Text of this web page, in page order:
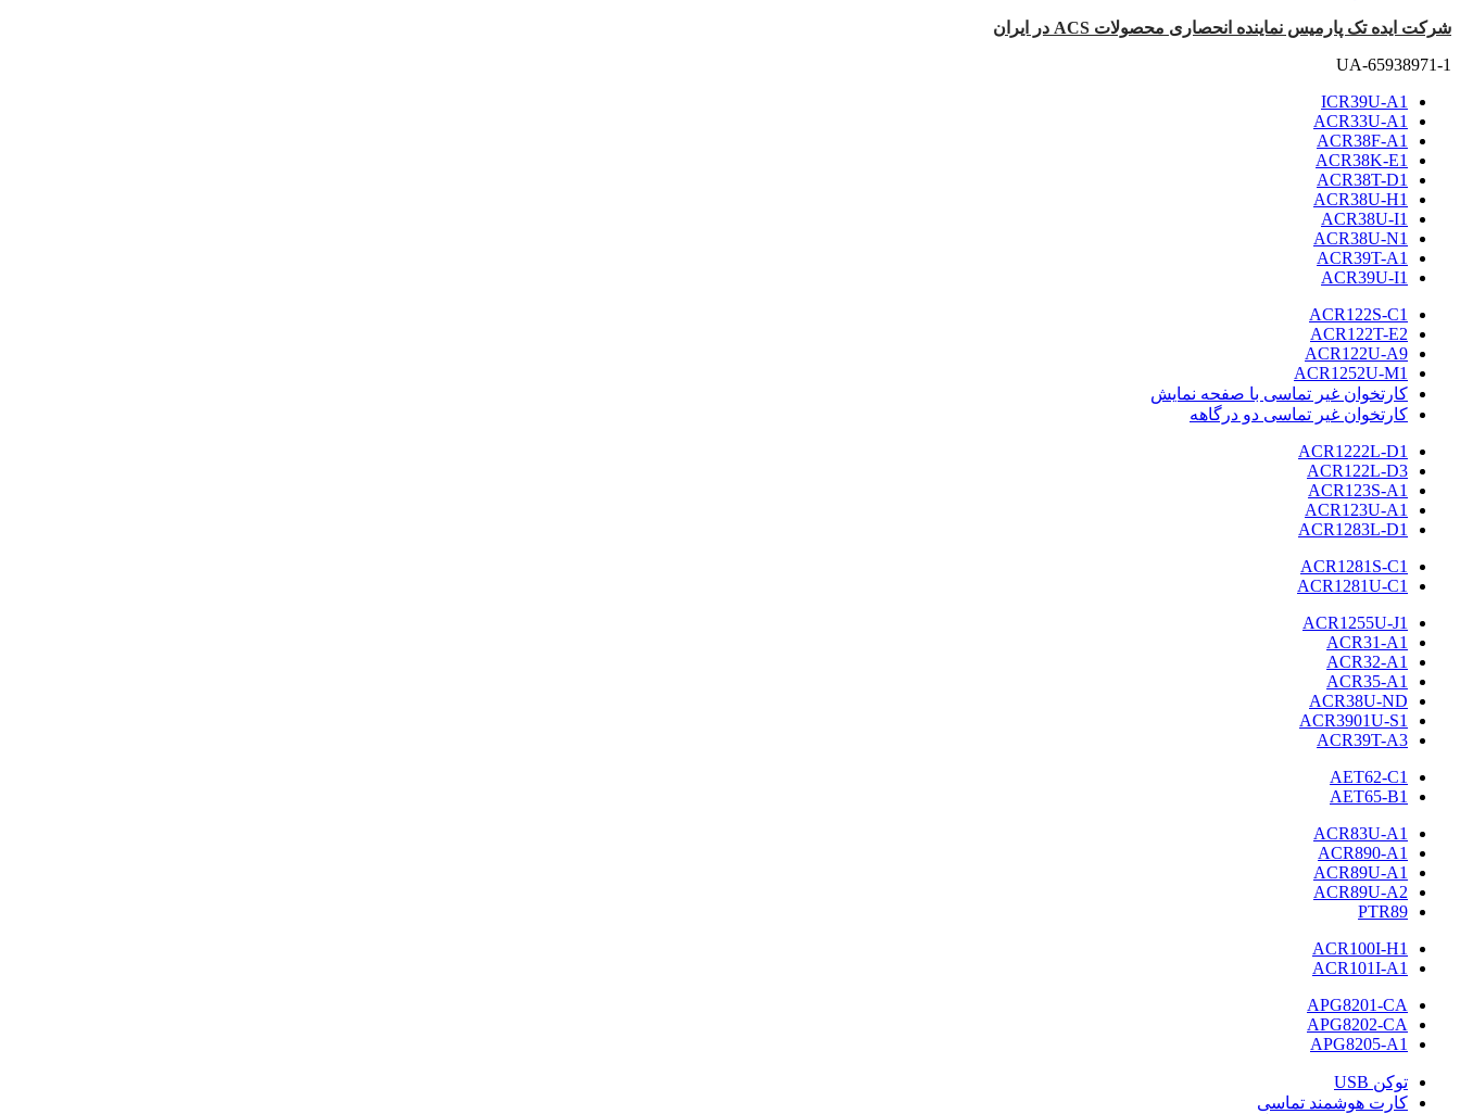
شرکت ایده تک پارمیس نماینده انحصاری محصولات ACS در ایران
UA-65938971-1
ICR39U-A1
ACR33U-A1
ACR38F-A1
ACR38K-E1
ACR38T-D1
ACR38U-H1
ACR38U-I1
ACR38U-N1
ACR39T-A1
ACR39U-I1
ACR122S-C1
ACR122T-E2
ACR122U-A9
ACR1252U-M1
کارتخوان غیر تماسی با صفحه نمایش
کارتخوان غیر تماسی دو درگاهه
ACR1222L-D1
ACR122L-D3
ACR123S-A1
ACR123U-A1
ACR1283L-D1
ACR1281S-C1
ACR1281U-C1
ACR1255U-J1
ACR31-A1
ACR32-A1
ACR35-A1
ACR38U-ND
ACR3901U-S1
ACR39T-A3
AET62-C1
AET65-B1
ACR83U-A1
ACR890-A1
ACR89U-A1
ACR89U-A2
PTR89
ACR100I-H1
ACR101I-A1
APG8201-CA
APG8202-CA
APG8205-A1
توکن USB
کارت هوشمند تماسی